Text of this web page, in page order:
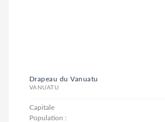
Drapeau du Vanuatu
VANUATU
Capitale
Population :